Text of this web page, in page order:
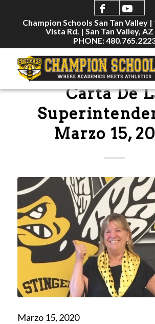
Champion Schools San Tan Valley |
Vista Rd. | San Tan Valley,
PHONE:
ANNOUNCEMENTS
Carta De
Marzo 15,
Marzo 15, 2020